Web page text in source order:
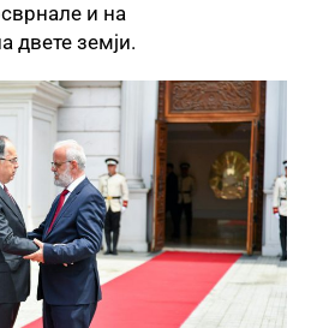
и на
двете земји.